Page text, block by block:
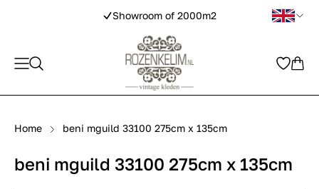
Showroom of 2000m2
Home beni mguild 33100 275cm x 135cm
beni mguild 33100 275cm x 135cm